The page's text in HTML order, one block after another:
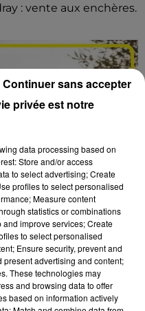
: vente aux enchères.
(41) - VIDE-
privée est notre
data processing based on
Store and/or access
to select advertising; Create
profiles to select personalised
Measure content
statistics or combinations
improve services; Create
to select personalised
Ensure security, prevent and
present advertising and content;
These technologies may
and browsing data to offer
based on information actively
Continuer sans accepter